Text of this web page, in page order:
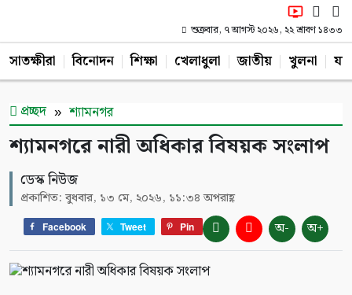
শুক্রবার, ৭ আগস্ট ২০২৬, ২২ শ্রাবণ ১৪৩৩
সাতক্ষীরা বিনোদন শিক্ষা খেলাধুলা জাতীয় খুলনা
প্রচ্ছদ শ্যামনগর
শ্যামনগরে নারী অধিকার বিষয়ক সংলাপ
ডেস্ক নিউজ
প্রকাশিত: বুধবার, ১৩ মে, ২০২৬, ১১:৩৪ অপরাহ্ণ
Facebook Tweet Pin অ- অ+